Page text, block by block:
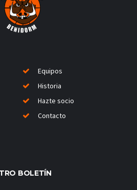
Equipos
Historia
Hazte socio
Contacto
BOLETÍN